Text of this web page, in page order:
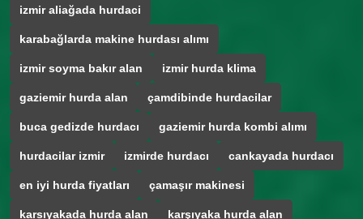
izmir aliağada hurdaci
karabağlarda makine hurdası alımı
izmir soyma bakır alan izmir hurda klima
gaziemir hurda alan çamdibinde hurdacilar
buca gedizde hurdacı gaziemir hurda kombi alımı
hurdacilar izmir izmirde hurdacı cankayada hurdacı
en iyi hurda fiyatları çamaşır makinesi
karsıyakada hurda alan karşıyaka hurda alan